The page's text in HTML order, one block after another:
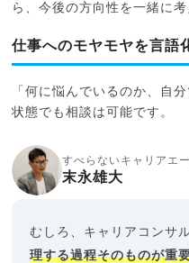
ら、今後の方向性を一緒に考
仕事へのモヤモヤを言語
「何に悩んでいるのか、自
状態でも相談は可能です。
すべらないキャリアエ
末永雄大
むしろ、キャリアコンサ
理する過程そのものが重